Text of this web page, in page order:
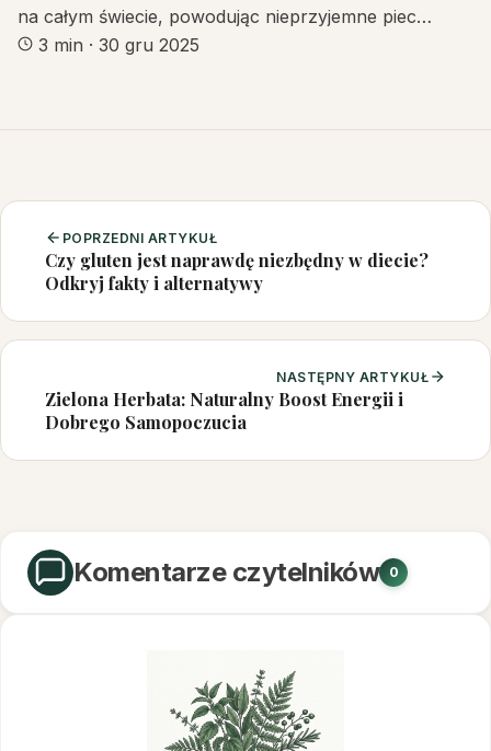
na całym świecie, powodując nieprzyjemne piec…
3 min · 30 gru 2025
POPRZEDNI ARTYKUŁ
Czy gluten jest naprawdę niezbędny w diecie?
Odkryj fakty i alternatywy
NASTĘPNY ARTYKUŁ
Zielona Herbata: Naturalny Boost Energii i
Dobrego Samopoczucia
Komentarze czytelników 0